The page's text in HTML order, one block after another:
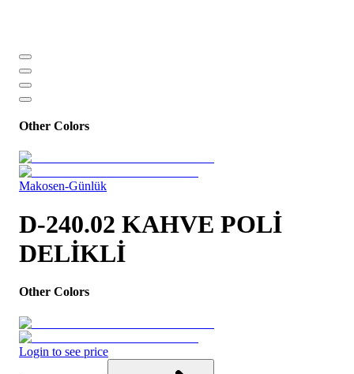
Other Colors
Makosen-Günlük
D-240.02 KAHVE POLİ
DELİKLİ
Other Colors
Login to see price